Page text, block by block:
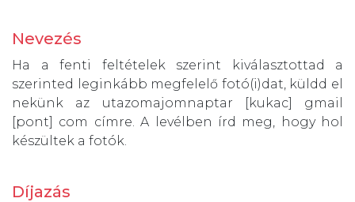
Nevezés
Ha a fenti feltételek szerint kiválasztottad a
szerinted leginkább megfelelő fotó(i)dat, küldd el
nekünk az utazomajomnaptar [kukac] gmail
[pont] com címre. A levélben írd meg, hogy hol
készültek a fotók.
Díjazás